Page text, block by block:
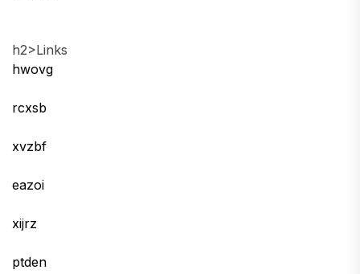
h2>Links
hwovg
rcxsb
xvzbf
eazoi
xijrz
ptden